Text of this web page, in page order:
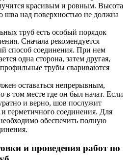
красивым и ровным. Высота
шва над поверхностью не должна
труб есть особый порядок
Сначала рекомендуется
способ соединения. При нем
одна сторона, затем другая,
профильные трубы свариваются
оставаться непрерывным,
в том месте где он был начат. Если
и верно, шов послужит
герметичного соединения. Для
обеспечить полную
и проведения работ по